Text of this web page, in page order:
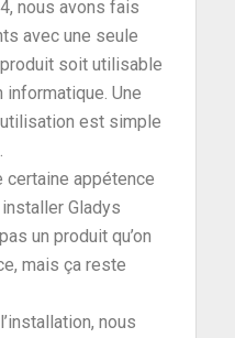
nous avons fais
avec une seule
soit utilisable
informatique. Une
est simple
certaine appétence
Gladys
un produit qu’on
mais ça reste
nous